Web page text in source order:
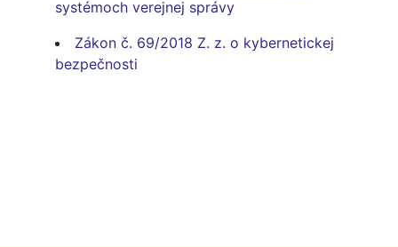
systémoch verejnej správy
Zákon č. 69/2018 Z. z. o kybernetickej
bezpečnosti